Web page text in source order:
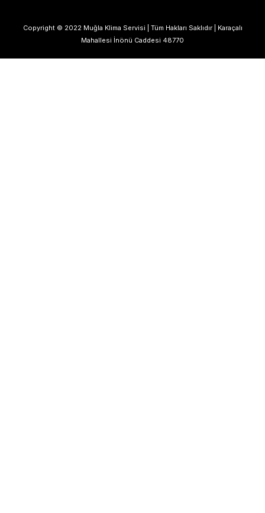
Copyright © 2022 Muğla Klima Servisi | Tüm Hakları Saklıdır | Karaçalı
Mahallesi İnönü Caddesi 48770